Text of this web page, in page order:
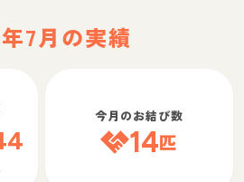
7月の実績
今月のお結び数
14匹